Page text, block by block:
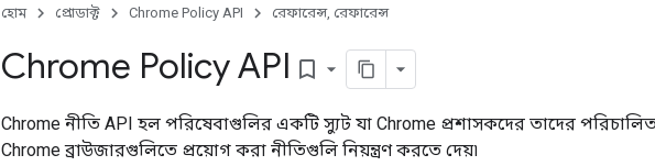
হোম প্রোডাক্ট Chrome Policy API রেফারেন্স, রেফারেন্স
Chrome Policy API bookmark_border
Chrome নীতি API হল পরিষেবাগুলির একটি স্যুট যা Chrome প্রশাসকদের তাদের
Chrome ব্রাউজারগুলিতে প্রয়োগ করা নীতিগুলি নিয়ন্ত্রণ করতে দেয়৷